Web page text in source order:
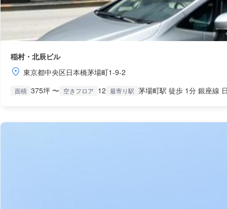
稲村・北辰ビル
東京都中央区日本橋茅場町1-9-2
面積 375坪 〜 空きフロア 12 最寄り駅 茅場町駅 徒歩 1分 銀座線